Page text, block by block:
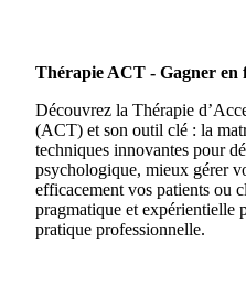
Thérapie ACT - Gagner en
Découvrez la Thérapie
(ACT) et son outil clé : la
techniques innovantes pour
psychologique, mieux gérer
efficacement vos patients ou
pragmatique et expérientielle
pratique professionnelle.